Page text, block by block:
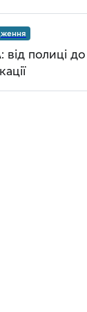
від полиці